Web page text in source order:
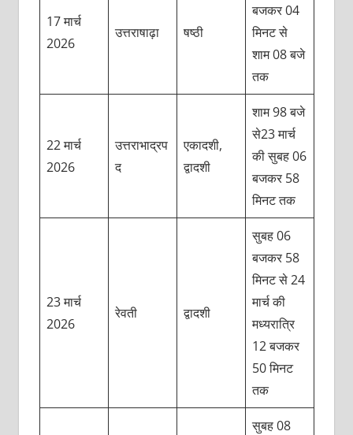
17 मार्च
2026
उत्तराषाढ़ा षष्ठी
बजकर 04
मिनट से
शाम 08 बजे
तक
22 मार्च
2026
उत्तराभाद्रप
द
एकादशी,
द्वादशी
शाम 98 बजे
से23 मार्च
की सुबह 06
बजकर 58
मिनट तक
23 मार्च
2026
रेवती द्वादशी
सुबह 06
बजकर 58
मिनट से 24
मार्च की
मध्यरात्रि
12 बजकर
50 मिनट
तक
सुबह 08